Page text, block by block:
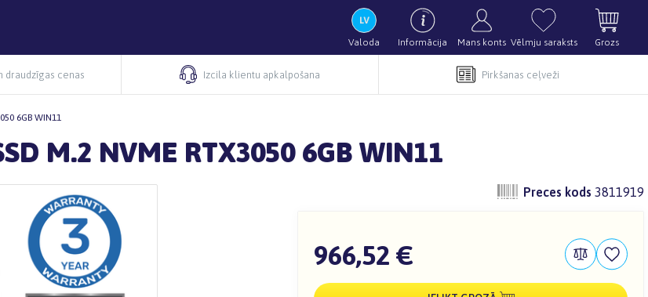
Valoda Informācija Mans konts Vēlmju saraksts Grozs
draudzīgas cenas Izcila klientu apkalpošana Pirkšanas ceļveži
6GB WIN11
M.2 NVME RTX3050 6GB WIN11
Preces kods 3811919
966,52 €